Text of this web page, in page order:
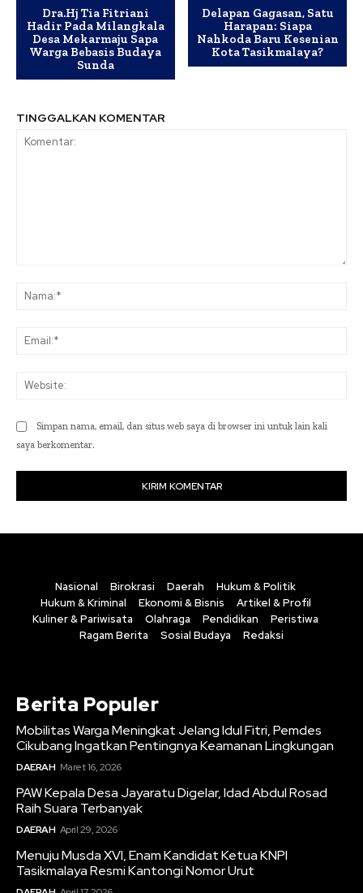
Dra.Hj Tia Fitriani
Hadir Pada Milangkala
Desa Mekarmaju Sapa
Warga Bebasis Budaya
Sunda
Delapan Gagasan, Satu
Harapan: Siapa
Nahkoda Baru Kesenian
Kota Tasikmalaya?
TINGGALKAN KOMENTAR
Simpan nama, email, dan situs web saya di browser ini untuk lain kali
saya berkomentar.
Nasional Birokrasi Daerah
Hukum & Politik
Hukum & Kriminal
Ekonomi & Bisnis
Artikel & Profil
Kuliner & Pariwisata
Olahraga Pendidikan
Peristiwa
Ragam Berita
Sosial Budaya Redaksi
Berita Populer
Mobilitas Warga Meningkat Jelang Idul Fitri, Pemdes
Cikubang Ingatkan Pentingnya Keamanan Lingkungan
DAERAH Maret 16, 2026
PAW Kepala Desa Jayaratu Digelar, Idad Abdul Rosad
Raih Suara Terbanyak
DAERAH April 29, 2026
Menuju Musda XVI, Enam Kandidat Ketua KNPI
Tasikmalaya Resmi Kantongi Nomor Urut